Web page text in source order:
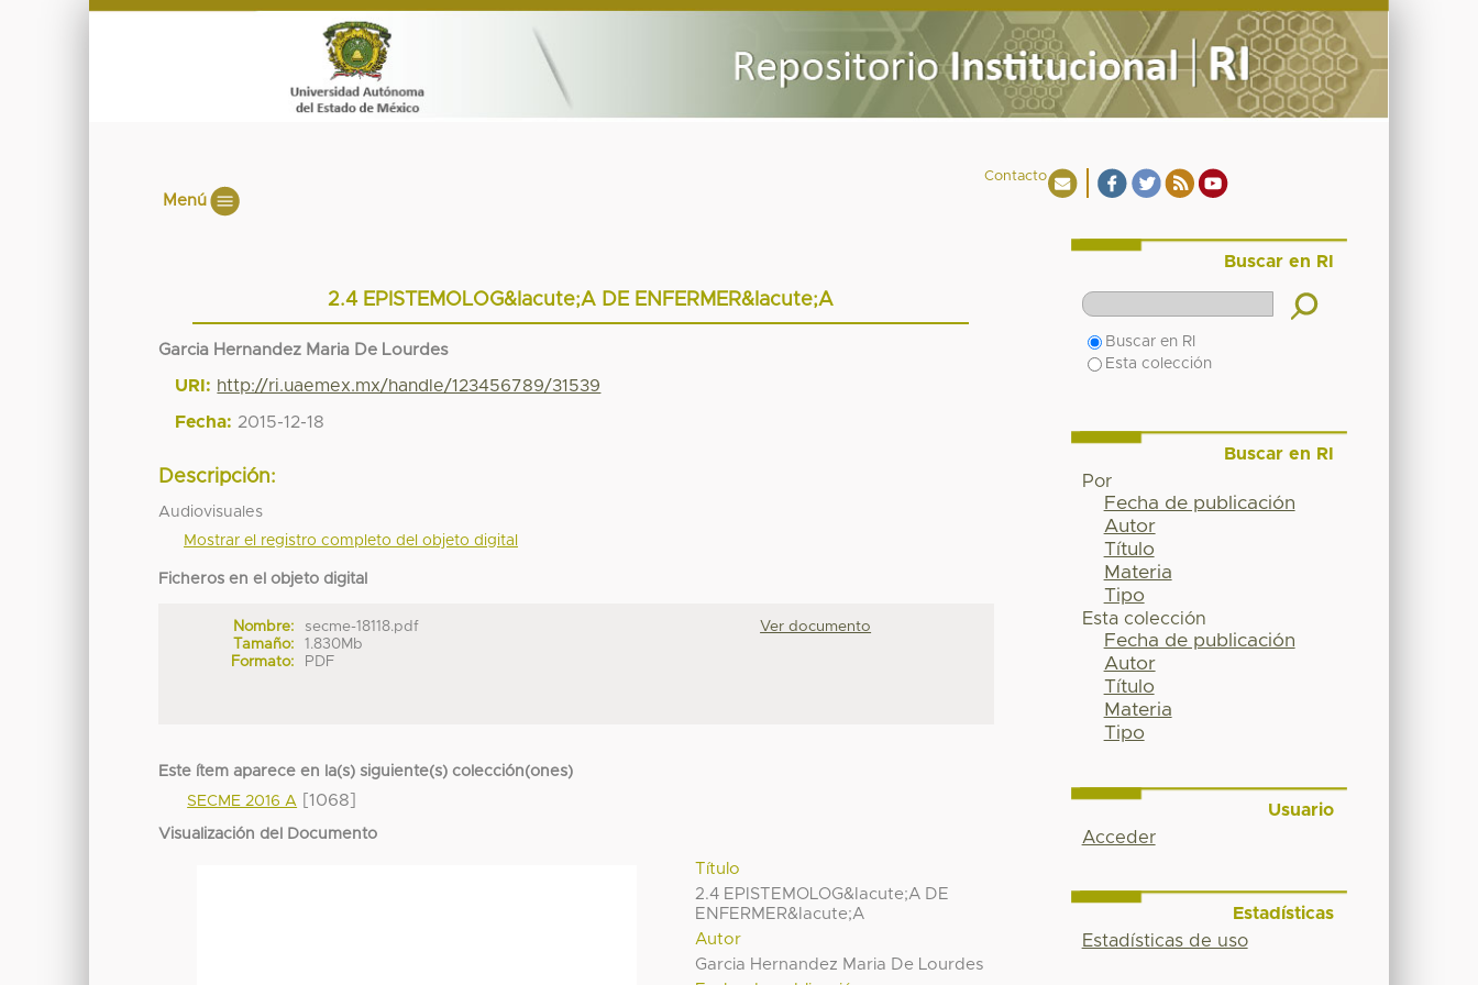
Contacto
Menú
2.4 EPISTEMOLOG&Iacute;A DE ENFERMER&Iacute;A
Garcia Hernandez Maria De Lourdes
URI: http://ri.uaemex.mx/handle/123456789/31539
Fecha: 2015-12-18
Descripción:
Audiovisuales
Mostrar el registro completo del objeto digital
Ficheros en el objeto digital
Nombre:
secme-18118.pdf
Tamaño:
1.830Mb
Formato:
PDF
Ver documento
Este ítem aparece en la(s) siguiente(s) colección(ones)
SECME 2016 A [1068]
Visualización del Documento
Título
2.4 EPISTEMOLOG&Iacute;A DE
ENFERMER&Iacute;A
Autor
Garcia Hernandez Maria De Lourdes
Buscar en RI
Buscar en RI
Esta colección
Buscar en RI
Por
Fecha de publicación
Autor
Título
Materia
Tipo
Esta colección
Fecha de publicación
Autor
Título
Materia
Tipo
Usuario
Acceder
Estadísticas
Estadísticas de uso